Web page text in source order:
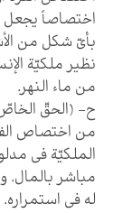
اختصاصاً يجعل
بأيّ شكل من
نظير ملكيّة
من ماء النهر.
ح- (الحقّ
من اختصاص
الملكيّة في
مباشر
له في